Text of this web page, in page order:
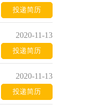
投递简历
2020-11-13
投递简历
2020-11-13
投递简历